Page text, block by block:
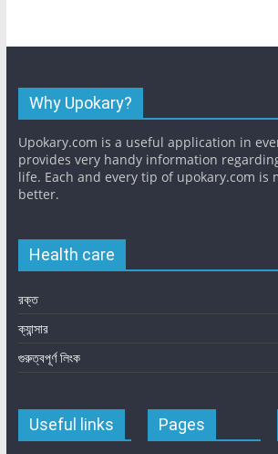
Why Upokary?
Upokary.com is a useful application in
provides very handy information
life. Each and every tip of upokary.com is
better.
Health care
রক্ত
ক্যান্সার
গুরুত্বপূর্ণ লিংক
Useful links Pages